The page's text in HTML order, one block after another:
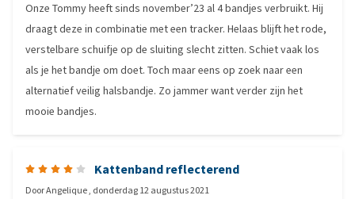
Onze Tommy heeft sinds november’23 al 4 bandjes verbruikt. Hij
draagt deze in combinatie met een tracker. Helaas blijft het rode,
verstelbare schuifje op de sluiting slecht zitten. Schiet vaak los
als je het bandje om doet. Toch maar eens op zoek naar een
alternatief veilig halsbandje. Zo jammer want verder zijn het
mooie bandjes.
Kattenband reflecterend
DoorAngelique, donderdag 12 augustus 2021